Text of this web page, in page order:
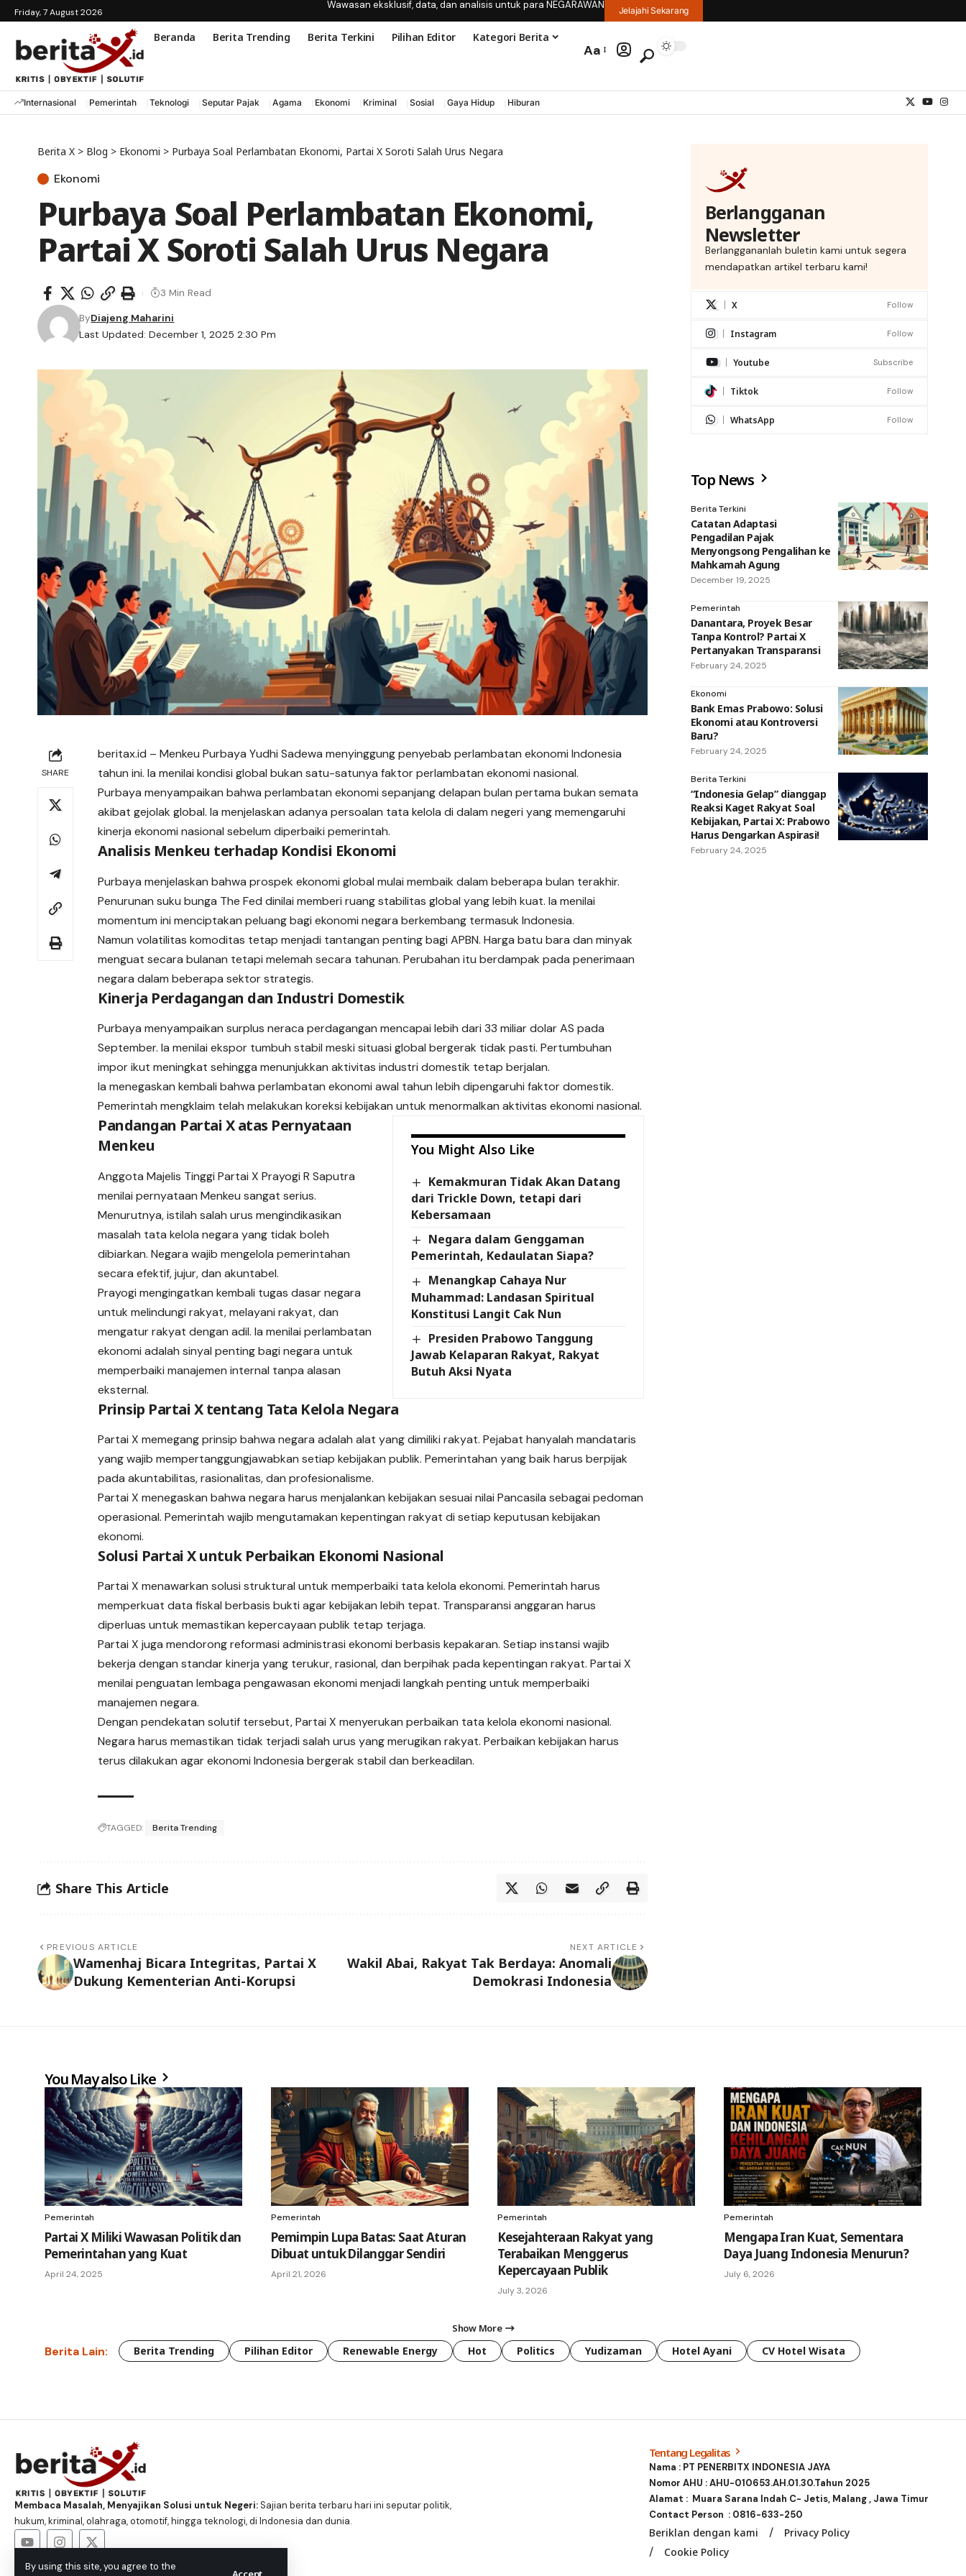
By using this site, you agree to the
Friday, 7 August 2026
Wawasan eksklusif, data, dan analisis untuk para NEGARAWAN Jelajahi Sekarang
Beranda Berita Trending Berita Terkini Pilihan Editor Kategori Berita
Aa
Internasional Pemerintah Teknologi Seputar Pajak Agama Ekonomi Kriminal Sosial Gaya Hidup Hiburan
Berita X > Blog > Ekonomi > Purbaya Soal Perlambatan Ekonomi, Partai X Soroti Salah Urus Negara
Ekonomi
Purbaya Soal Perlambatan Ekonomi,
Partai X Soroti Salah Urus Negara
Last Updated: December 1, 2025 2:30 Pm
ByDiajeng Maharini
3 Min Read
SHARE
beritax.id – Menkeu Purbaya Yudhi Sadewa menyinggung penyebab perlambatan ekonomi Indonesia
tahun ini. Ia menilai kondisi global bukan satu-satunya faktor perlambatan ekonomi nasional.
Purbaya menyampaikan bahwa perlambatan ekonomi sepanjang delapan bulan pertama bukan semata
akibat gejolak global. Ia menjelaskan adanya persoalan tata kelola di dalam negeri yang memengaruhi
kinerja ekonomi nasional sebelum diperbaiki pemerintah.
Analisis Menkeu terhadap Kondisi Ekonomi
Purbaya menjelaskan bahwa prospek ekonomi global mulai membaik dalam beberapa bulan terakhir.
Penurunan suku bunga The Fed dinilai memberi ruang stabilitas global yang lebih kuat. Ia menilai
momentum ini menciptakan peluang bagi ekonomi negara berkembang termasuk Indonesia.
Namun volatilitas komoditas tetap menjadi tantangan penting bagi APBN. Harga batu bara dan minyak
menguat secara bulanan tetapi melemah secara tahunan. Perubahan itu berdampak pada penerimaan
negara dalam beberapa sektor strategis.
Kinerja Perdagangan dan Industri Domestik
Purbaya menyampaikan surplus neraca perdagangan mencapai lebih dari 33 miliar dolar AS pada
September. Ia menilai ekspor tumbuh stabil meski situasi global bergerak tidak pasti. Pertumbuhan
impor ikut meningkat sehingga menunjukkan aktivitas industri domestik tetap berjalan.
Ia menegaskan kembali bahwa perlambatan ekonomi awal tahun lebih dipengaruhi faktor domestik.
Pemerintah mengklaim telah melakukan koreksi kebijakan untuk menormalkan aktivitas ekonomi nasional.
You Might Also Like
Kemakmuran Tidak Akan Datang
dari Trickle Down, tetapi dari
Kebersamaan
Negara dalam Genggaman
Pemerintah, Kedaulatan Siapa?
Menangkap Cahaya Nur
Muhammad: Landasan Spiritual
Konstitusi Langit Cak Nun
Presiden Prabowo Tanggung
Jawab Kelaparan Rakyat, Rakyat
Butuh Aksi Nyata
Pandangan Partai X atas Pernyataan
Menkeu
Anggota Majelis Tinggi Partai X Prayogi R Saputra
menilai pernyataan Menkeu sangat serius.
Menurutnya, istilah salah urus mengindikasikan
masalah tata kelola negara yang tidak boleh
dibiarkan. Negara wajib mengelola pemerintahan
secara efektif, jujur, dan akuntabel.
Prayogi mengingatkan kembali tugas dasar negara
untuk melindungi rakyat, melayani rakyat, dan
mengatur rakyat dengan adil. Ia menilai perlambatan
ekonomi adalah sinyal penting bagi negara untuk
memperbaiki manajemen internal tanpa alasan
eksternal.
Prinsip Partai X tentang Tata Kelola Negara
Partai X memegang prinsip bahwa negara adalah alat yang dimiliki rakyat. Pejabat hanyalah mandataris
yang wajib mempertanggungjawabkan setiap kebijakan publik. Pemerintahan yang baik harus berpijak
pada akuntabilitas, rasionalitas, dan profesionalisme.
Partai X menegaskan bahwa negara harus menjalankan kebijakan sesuai nilai Pancasila sebagai pedoman
operasional. Pemerintah wajib mengutamakan kepentingan rakyat di setiap keputusan kebijakan
ekonomi.
Solusi Partai X untuk Perbaikan Ekonomi Nasional
Partai X menawarkan solusi struktural untuk memperbaiki tata kelola ekonomi. Pemerintah harus
memperkuat data fiskal berbasis bukti agar kebijakan lebih tepat. Transparansi anggaran harus
diperluas untuk memastikan kepercayaan publik tetap terjaga.
Partai X juga mendorong reformasi administrasi ekonomi berbasis kepakaran. Setiap instansi wajib
bekerja dengan standar kinerja yang terukur, rasional, dan berpihak pada kepentingan rakyat. Partai X
menilai penguatan lembaga pengawasan ekonomi menjadi langkah penting untuk memperbaiki
manajemen negara.
Dengan pendekatan solutif tersebut, Partai X menyerukan perbaikan tata kelola ekonomi nasional.
Negara harus memastikan tidak terjadi salah urus yang merugikan rakyat. Perbaikan kebijakan harus
terus dilakukan agar ekonomi Indonesia bergerak stabil dan berkeadilan.
TAGGED: Berita Trending
Share This Article
PREVIOUS ARTICLE
Wamenhaj Bicara Integritas, Partai X
Dukung Kementerian Anti-Korupsi
NEXT ARTICLE
Wakil Abai, Rakyat Tak Berdaya: Anomali
Demokrasi Indonesia
Berlangganan
Newsletter
Berlanggananlah buletin kami untuk segera
mendapatkan artikel terbaru kami!
X Follow
Instagram Follow
Youtube Subscribe
Tiktok Follow
WhatsApp Follow
Top News
Berita Terkini
Catatan Adaptasi
Pengadilan Pajak
Menyongsong Pengalihan ke
Mahkamah Agung
December 19, 2025
Pemerintah
Danantara, Proyek Besar
Tanpa Kontrol? Partai X
Pertanyakan Transparansi
February 24, 2025
Ekonomi
Bank Emas Prabowo: Solusi
Ekonomi atau Kontroversi
Baru?
February 24, 2025
Berita Terkini
“Indonesia Gelap” dianggap
Reaksi Kaget Rakyat Soal
Kebijakan, Partai X: Prabowo
Harus Dengarkan Aspirasi!
February 24, 2025
You May also Like
Pemerintah
Partai X Miliki Wawasan Politik dan
Pemerintahan yang Kuat
April 24, 2025
Pemerintah
Pemimpin Lupa Batas: Saat Aturan
Dibuat untuk Dilanggar Sendiri
April 21, 2026
Pemerintah
Kesejahteraan Rakyat yang
Terabaikan Menggerus
Kepercayaan Publik
July 3, 2026
Pemerintah
Mengapa Iran Kuat, Sementara
Daya Juang Indonesia Menurun?
July 6, 2026
Show More
Berita Lain: Berita Trending Pilihan Editor Renewable Energy Hot Politics Yudizaman Hotel Ayani CV Hotel Wisata
Membaca Masalah, Menyajikan Solusi untuk Negeri:Sajian berita terbaru hari ini seputar politik,
hukum, kriminal, olahraga, otomotif, hingga teknologi, di Indonesia dan dunia.
Tentang Legalitas
Nama : PT PENERBITX INDONESIA JAYA
Nomor AHU : AHU-010653.AH.01.30.Tahun 2025
Alamat : Muara Sarana Indah C- Jetis, Malang , Jawa Timur
Contact Person : 0816-633-250
Beriklan dengan kami
Privacy Policy
Cookie Policy